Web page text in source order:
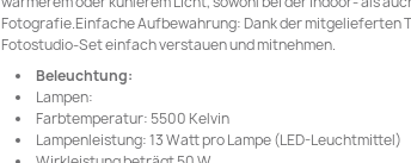
Fotografie.Einfache Aufbewahrung: Dank der mitgelieferten
Fotostudio-Set einfach verstauen und mitnehmen.
Beleuchtung:
Lampen:
Farbtemperatur: 5500 Kelvin
Lampenleistung: 13 Watt pro Lampe (LED-Leuchtmittel)